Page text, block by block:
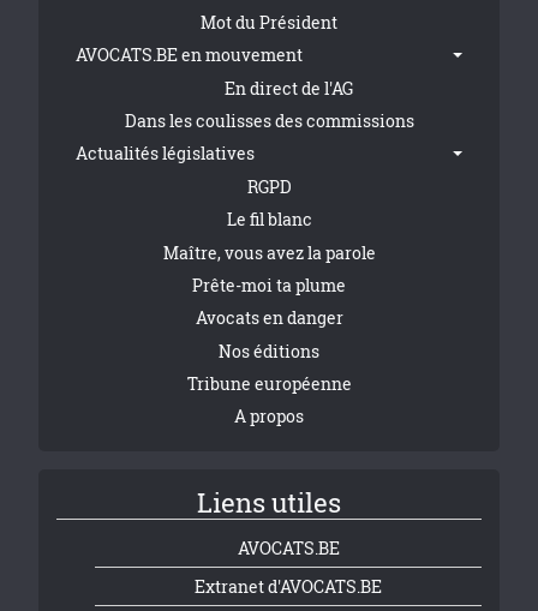
Tribune FooterMot du Président
AVOCATS.BE en mouvement
En direct de l'AG
Dans les coulisses des commissions
Actualités législatives
RGPD
Le fil blanc
Maître, vous avez la parole
Prête-moi ta plume
Avocats en danger
Nos éditions
Tribune européenne
A propos
Liens utiles
AVOCATS.BE
Extranet d'AVOCATS.BE